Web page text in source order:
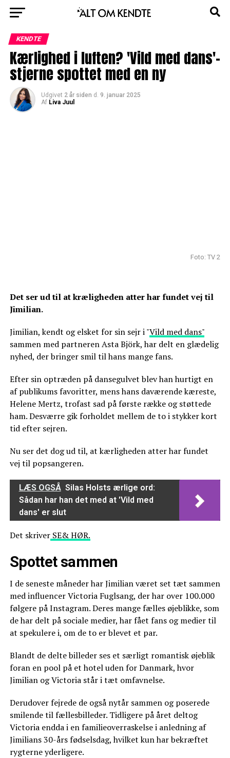
KENDTE
Kærlighed i luften? 'Vild med dans'-
stjerne spottet med en ny
Udgivet 2 år siden d. 9. januar 2025
Af Liva Juul
Foto: TV 2
Det ser ud til at kræligheden atter har fundet vej til
Jimilian.
Jimilian, kendt og elsket for sin sejr i "Vild med dans"
sammen med partneren Asta Björk, har delt en glædelig
nyhed, der bringer smil til hans mange fans.
Efter sin optræden på dansegulvet blev han hurtigt en
af publikums favoritter, mens hans daværende kæreste,
Helene Mertz, trofast sad på første række og støttede
ham. Desværre gik forholdet mellem de to i stykker kort
tid efter sejren.
Nu ser det dog ud til, at kærligheden atter har fundet
vej til popsangeren.
LÆS OGSÅ Silas Holsts ærlige ord:
Sådan har han det med at 'Vild med
dans' er slut
Det skriverSE& HØR.
Spottet sammen
I de seneste måneder har Jimilian været set tæt sammen
med influencer Victoria Fuglsang, der har over 100.000
følgere på Instagram. Deres mange fælles øjeblikke, som
de har delt på sociale medier, har fået fans og medier til
at spekulere i, om de to er blevet et par.
Blandt de delte billeder ses et særligt romantisk øjeblik
foran en pool på et hotel uden for Danmark, hvor
Jimilian og Victoria står i tæt omfavnelse.
Derudover fejrede de også nytår sammen og poserede
smilende til fællesbilleder. Tidligere på året deltog
Victoria endda i en familieoverraskelse i anledning af
Jimilians 30-års fødselsdag, hvilket kun har bekræftet
rygterne yderligere.